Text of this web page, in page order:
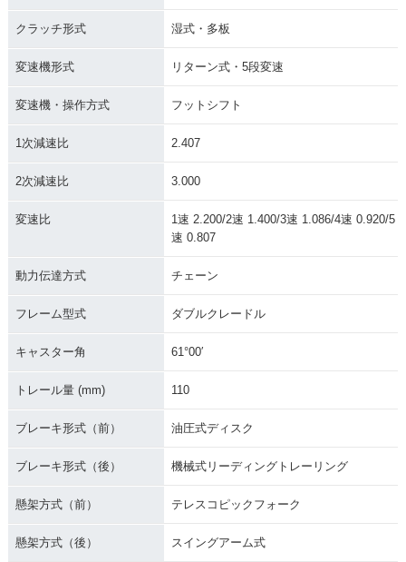
クラッチ形式 湿式・多板
変速機形式 リターン式・5段変速
変速機・操作方式 フットシフト
1次減速比 2.407
2次減速比 3.000
変速比
1速 2.200/2速 1.400/3速 1.086/4速 0.920/5
速 0.807
動力伝達方式 チェーン
フレーム型式 ダブルクレードル
キャスター角 61°00′
トレール量 (mm) 110
ブレーキ形式（前） 油圧式ディスク
ブレーキ形式（後） 機械式リーディングトレーリング
懸架方式（前） テレスコピックフォーク
懸架方式（後） スイングアーム式